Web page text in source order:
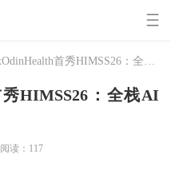
首秀HIMSS26：全栈AI驱动智慧医疗新路径
HIMSS26：全栈AI
阅读： 117